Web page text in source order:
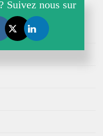
Suivez nous sur